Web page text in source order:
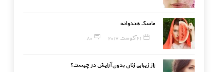
ماسک هندوانه
21 آگوست, 2017 80
راز زیبایی زنان بدون آرایش در چیست؟